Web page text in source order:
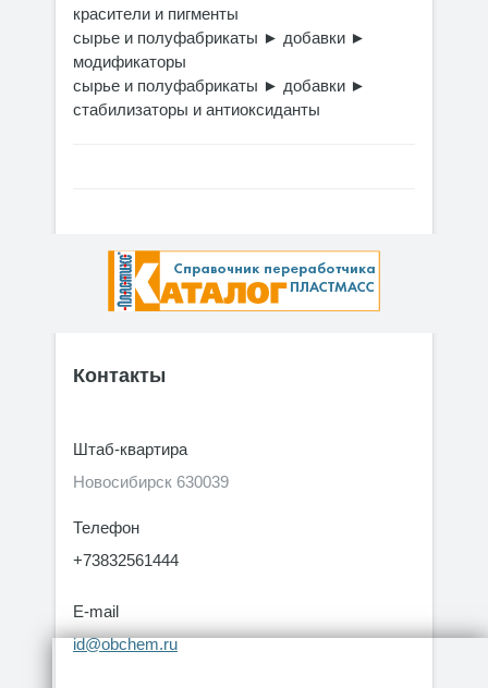
красители и пигменты
сырье и полуфабрикаты ► добавки ►
модификаторы
сырье и полуфабрикаты ► добавки ►
стабилизаторы и антиоксиданты
Контакты
Штаб-квартира
Новосибирск 630039
Телефон
+73832561444
E-mail
id@obchem.ru